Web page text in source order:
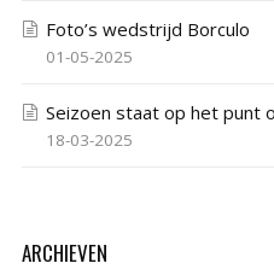
Foto’s wedstrijd Borculo
01-05-2025
Seizoen staat op het punt
18-03-2025
ARCHIEVEN